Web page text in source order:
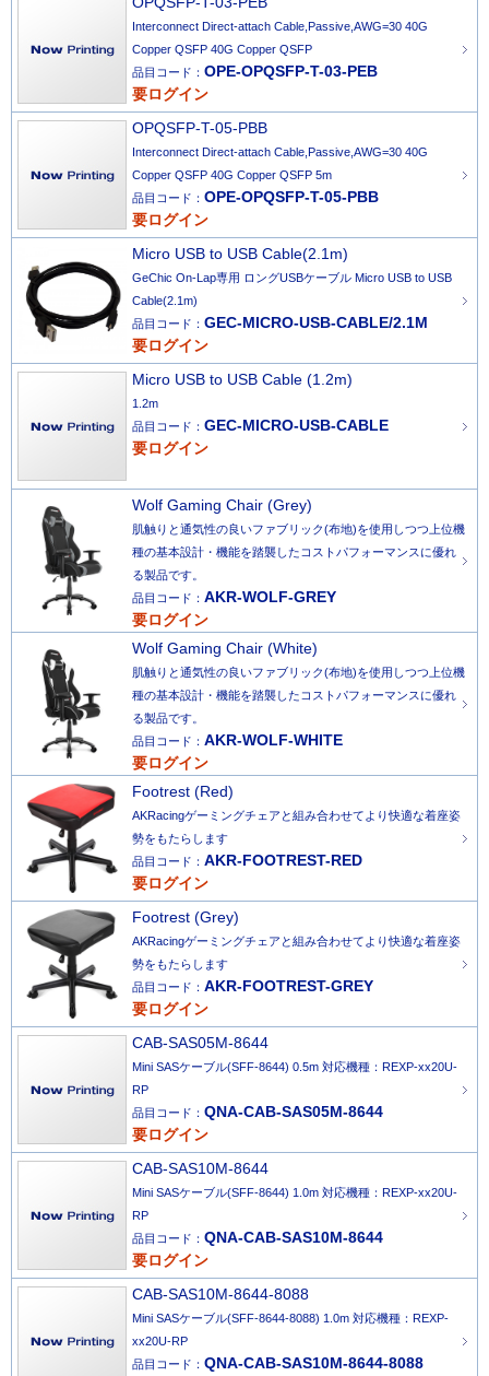
Interconnect Direct-attach Cable,Passive,AWG=30 40G
Copper QSFP 40G Copper QSFP
品目コード： OPE-OPQSFP-T-03-PEB
要ログイン
OPQSFP-T-05-PBB
Interconnect Direct-attach Cable,Passive,AWG=30 40G
Copper QSFP 40G Copper QSFP 5m
品目コード： OPE-OPQSFP-T-05-PBB
要ログイン
Micro USB to USB Cable(2.1m)
GeChic On-Lap専用 ロングUSBケーブル Micro USB to USB
Cable(2.1m)
品目コード： GEC-MICRO-USB-CABLE/2.1M
要ログイン
Micro USB to USB Cable (1.2m)
1.2m
品目コード： GEC-MICRO-USB-CABLE
要ログイン
Wolf Gaming Chair (Grey)
肌触りと通気性の良いファブリック(布地)を使用しつつ上位機
種の基本設計・機能を踏襲したコストパフォーマンスに優れ
る製品です。
品目コード： AKR-WOLF-GREY
要ログイン
Wolf Gaming Chair (White)
肌触りと通気性の良いファブリック(布地)を使用しつつ上位機
種の基本設計・機能を踏襲したコストパフォーマンスに優れ
る製品です。
品目コード： AKR-WOLF-WHITE
要ログイン
Footrest (Red)
AKRacingゲーミングチェアと組み合わせてより快適な着座姿
勢をもたらします
品目コード： AKR-FOOTREST-RED
要ログイン
Footrest (Grey)
AKRacingゲーミングチェアと組み合わせてより快適な着座姿
勢をもたらします
品目コード： AKR-FOOTREST-GREY
要ログイン
CAB-SAS05M-8644
Mini SASケーブル(SFF-8644) 0.5m 対応機種：REXP-xx20U-
RP
品目コード： QNA-CAB-SAS05M-8644
要ログイン
CAB-SAS10M-8644
Mini SASケーブル(SFF-8644) 1.0m 対応機種：REXP-xx20U-
RP
品目コード： QNA-CAB-SAS10M-8644
要ログイン
CAB-SAS10M-8644-8088
Mini SASケーブル(SFF-8644-8088) 1.0m 対応機種：REXP-
xx20U-RP
品目コード： QNA-CAB-SAS10M-8644-8088